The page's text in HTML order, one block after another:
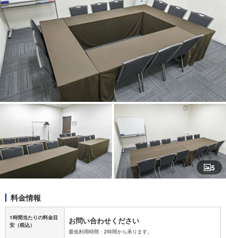
5
料金情報
1時間当たりの料金目
安 （税込） お問い合わせください
最低利用時間：2時間から承ります。